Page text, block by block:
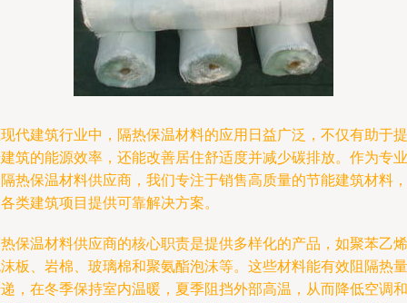
代建筑行业中，隔热保温材料的应用日益广泛，不仅有助于提
筑的能源效率，还能改善居住舒适度并减少碳排放。作为专业
热保温材料供应商，我们专注于销售高质量的节能建筑材料，
类建筑项目提供可靠解决方案。
保温材料供应商的核心职责是提供多样化的产品，如聚苯乙烯
板、岩棉、玻璃棉和聚氨酯泡沫等。这些材料能有效阻隔热量
，在冬季保持室内温暖，夏季阻挡外部高温，从而降低空调和